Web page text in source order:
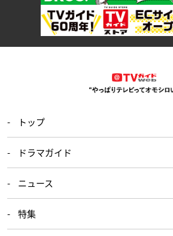
トップ
ドラマガイド
ニュース
特集